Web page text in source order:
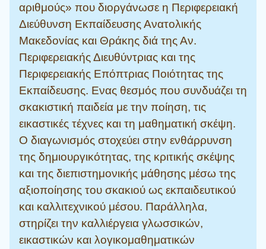
αριθμούς» που διοργάνωσε η Περιφερειακή
Διεύθυνση Εκπαίδευσης Ανατολικής
Μακεδονίας και Θράκης διά της Αν.
Περιφερειακής Διευθύντριας και της
Περιφερειακής Επόπτριας Ποιότητας της
Εκπαίδευσης. Ενας θεσμός που συνδυάζει τη
σκακιστική παιδεία με την ποίηση, τις
εικαστικές τέχνες και τη μαθηματική σκέψη.
Ο διαγωνισμός στοχεύει στην ενθάρρυνση
της δημιουργικότητας, της κριτικής σκέψης
και της διεπιστημονικής μάθησης μέσω της
αξιοποίησης του σκακιού ως εκπαιδευτικού
και καλλιτεχνικού μέσου. Παράλληλα,
στηρίζει την καλλιέργεια γλωσσικών,
εικαστικών και λογικομαθηματικών